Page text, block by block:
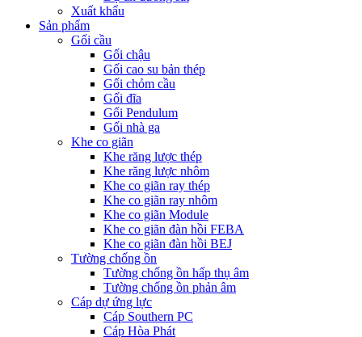
Xuất khẩu
Sản phẩm
Gối cầu
Gối chậu
Gối cao su bản thép
Gối chỏm cầu
Gối đĩa
Gối Pendulum
Gối nhà ga
Khe co giãn
Khe răng lược thép
Khe răng lược nhôm
Khe co giãn ray thép
Khe co giãn ray nhôm
Khe co giãn Module
Khe co giãn đàn hồi FEBA
Khe co giãn đàn hồi BEJ
Tường chống ồn
Tường chống ồn hấp thụ âm
Tường chống ồn phản âm
Cáp dự ứng lực
Cáp Southern PC
Cáp Hòa Phát